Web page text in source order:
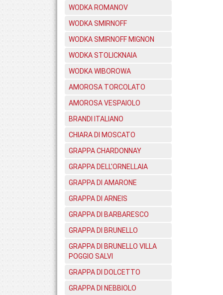
WODKA ROMANOV
WODKA SMIRNOFF
WODKA SMIRNOFF MIGNON
WODKA STOLICKNAIA
WODKA WIBOROWA
AMOROSA TORCOLATO
AMOROSA VESPAIOLO
BRANDI ITALIANO
CHIARA DI MOSCATO
GRAPPA CHARDONNAY
GRAPPA DELL'ORNELLAIA
GRAPPA DI AMARONE
GRAPPA DI ARNEIS
GRAPPA DI BARBARESCO
GRAPPA DI BRUNELLO
GRAPPA DI BRUNELLO VILLA
POGGIO SALVI
GRAPPA DI DOLCETTO
GRAPPA DI NEBBIOLO